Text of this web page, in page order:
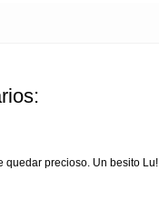
quedar precioso. Un besito Lu!